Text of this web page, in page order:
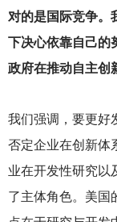
对的是国际竞争。
下决心依靠自己的
政府在推动自主创
我们强调，要更好
否定企业在创新体
业在开发性研究以
了主体角色。美国